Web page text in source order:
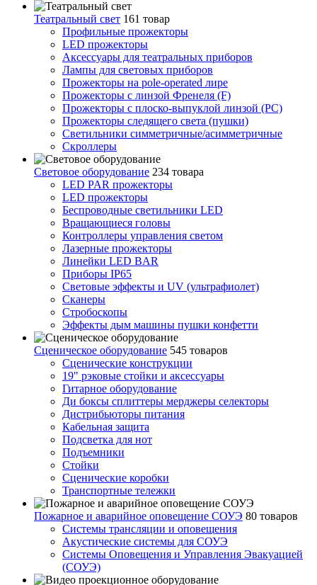
Театральный свет 161 товар
Профильные прожекторы
LED прожекторы
Аксессуары для театральных приборов
Лампы для световых приборов
Прожекторы на pole-operated лире
Прожекторы с линзой Френеля (F)
Прожекторы с плоско-выпуклой линзой (PC)
Прожекторы следящего света (пушки)
Светильники симметричные/асимметричные
Скроллеры
Световое оборудование 234 товара
LED PAR прожекторы
LED прожекторы
Беспроводные светильники LED
Вращающиеся головы
Контроллеры управления светом
Лазерные прожекторы
Линейки LED BAR
Приборы IP65
Световые эффекты и UV (ультрафиолет)
Сканеры
Стробоскопы
Эффекты дым машины пушки конфетти
Сценическое оборудование 545 товаров
Сценические конструкции
19" рэковые стойки и аксесcуары
Гитарное оборудование
Ди боксы сплиттеры мерджеры селекторы
Дистрибьюторы питания
Кабельная защита
Подсветка для нот
Подъемники
Стойки
Сценические коробки
Транспортные тележки
Пожарное и аварийное оповещение СОУЭ 80 товаров
Cистемы трансляции и оповещения
Акустические системы для СОУЭ
Системы Оповещения и Управления Эвакуацией
(СОУЭ)